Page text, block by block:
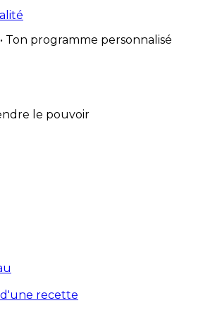
Ton programme personnalisé
le pouvoir
recette